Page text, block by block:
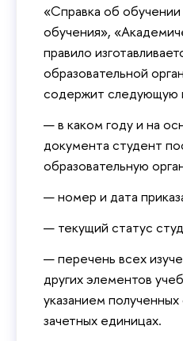
«Справка об
обучения»,
правило
образовательной
содержит следующую
в каком году и на
документа студент
образовательную
номер и дата
текущий статус
перечень всех
других элементов
указанием
зачетных единицах.